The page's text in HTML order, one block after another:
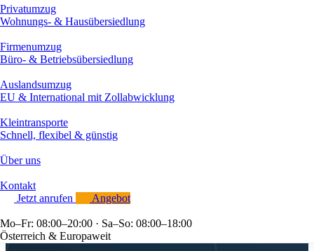
Privatumzug
Wohnungs- & Hausübersiedlung
Firmenumzug
Büro- & Betriebsübersiedlung
Auslandsumzug
EU & International mit Zollabwicklung
Kleintransporte
Schnell, flexibel & günstig
Über uns
Kontakt
Jetzt anrufen
Angebot
Mo–Fr: 08:00–20:00 · Sa–So: 08:00–18:00
Österreich & Europaweit